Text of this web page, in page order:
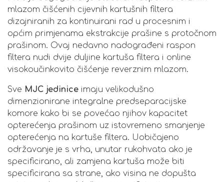
mlazom čišćenih cijevnih kartušnih filtera
dizajniranih za kontinuirani rad u procesnim i
općim primjenama ekstrakcije prašine s protočnom
prašinom. Ovaj nedavno nadograđeni raspon
filtera nudi dvije duljine kartuša filtera i online
visokoučinkovito čišćenje reverznim mlazom.
Sve MJC jedinice imaju velikodušno
dimenzionirane integralne predseparacijske
komore kako bi se povećao njihov kapacitet
opterećenja prašinom uz istovremeno smanjenje
opterećenja na kartuše filtera. Uobičajeno
održavanje je s vrha, unutar rukohvata ako je
specificirano, ali zamjena kartuša može biti
specificirana sa strane, ako visina ne dopušta